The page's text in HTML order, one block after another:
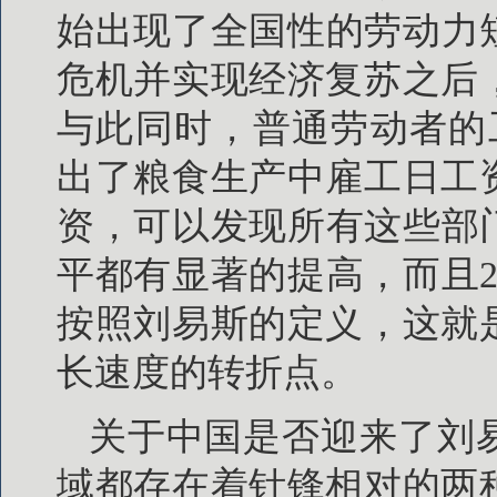
始出现了全国性的劳动力
危机并实现经济复苏之后
与此同时，普通劳动者
出了粮食生产中雇工日
资，可以发现所有这些部
平都有显著的提高，而且
按照刘易斯的定义，这就
长速度的转折点。
关于中国是否迎来了刘
域都存在着针锋相对的两